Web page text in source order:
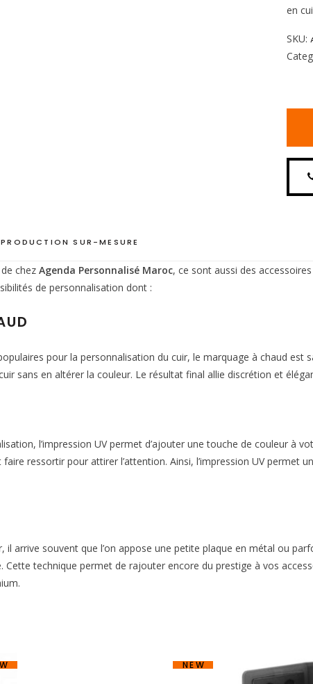
en
SKU:
PRODUCTION SUR-MESURE
chez Agenda Personnalisé Maroc, ce sont aussi des
de personnalisation dont :
pour la personnalisation du cuir, le marquage à chaud
sans en altérer la couleur. Le résultat final allie discrétion et
l’impression UV permet d’ajouter une touche de couleur à
ressortir pour attirer l’attention. Ainsi, l’impression UV permet
il arrive souvent que l’on appose une petite plaque en métal ou
Cette technique permet de rajouter encore du prestige à vos
NEW